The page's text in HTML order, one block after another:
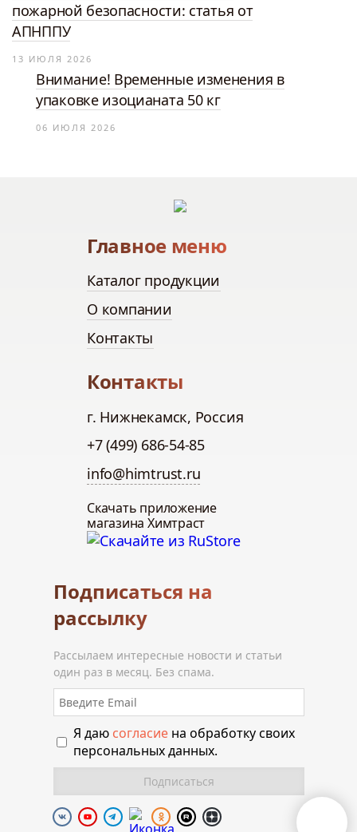
пожарной безопасности: статья от
АПНППУ
13 ИЮЛЯ 2026
Внимание! Временные изменения в
упаковке изоцианата 50 кг
06 ИЮЛЯ 2026
Главное меню
Каталог продукции
О компании
Контакты
Контакты
г. Нижнекамск, Россия
+7 (499) 686-54-85
info@himtrust.ru
Скачать приложение
магазина Химтраст
Подписаться на
рассылку
Рассылаем интересные новости и статьи
один раз в месяц. Без спама.
Я даю согласиена обработку своих
персональных данных.